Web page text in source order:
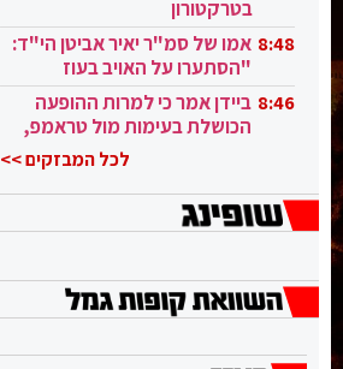
בטרקטורון
8:48 אמו של סמ"ר יאיר אביטן הי"ד:
"הסתערו על האויב בעוז
ובגבורה" 8:46 ביידן אמר כי למרות ההופעה
הכושלת בעימות מול טראמפ,
לכל המבזקים >>